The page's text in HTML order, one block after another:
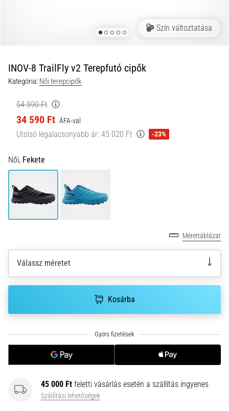
A
gyakorlatban
ingafutás
sebességet,
és
az
irányváltási
képességet
Hogyan
2026.08.06.
11 perces olvasási idő
Okok,
és
megelőzés
A
más
Szín változtatása
INOV-8 TrailFly v2 Terepfutó cipők
Kategória: Női terepcipők
54 590 Ft
34 590 Ft ÁFA-val
Utolsó legalacsonyabb ár: 45 020 Ft -23%
Női, Fekete
Mérettáblázat
Válassz méretet
Kosárba
45 000 Ft feletti vásárlás esetén a szállítás ingyenes
Szállítási lehetőségek